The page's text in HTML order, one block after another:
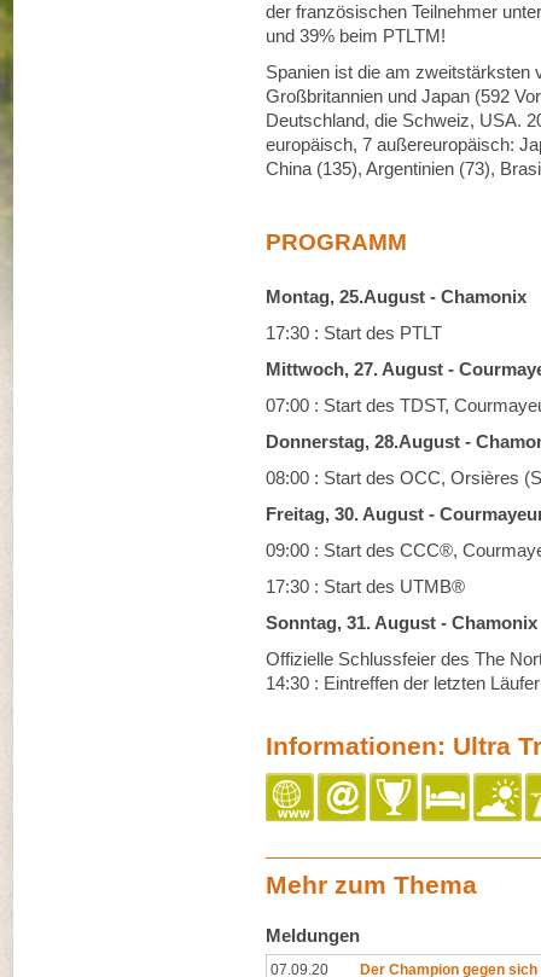
der französischen Teilnehmer
und 39% beim PTLTM!
Spanien ist die am zweitstärksten
Großbritannien und Japan (592
Deutschland, die Schweiz, USA.
europäisch, 7 außereuropäisch:
China (135), Argentinien (73),
PROGRAMM
Montag, 25.August - Chamonix
17:30 : Start des PTLT
Mittwoch, 27. August -
07:00 : Start des TDST,
Donnerstag, 28.August -
08:00 : Start des OCC, Orsières
Freitag, 30. August -
09:00 : Start des CCC®,
17:30 : Start des UTMB®
Sonntag, 31. August - Chamonix
Offizielle Schlussfeier des The
14:30 : Eintreffen der letzten
Informationen: Ultra
Mehr zum Thema
Meldungen
07.09.20 Der Champion gegen